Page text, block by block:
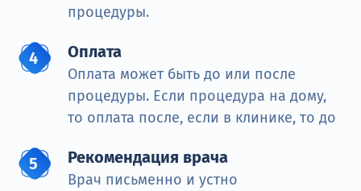
процедуры.
Оплата
Оплата может быть до или после
процедуры. Если процедура на дому,
то оплата после, если в клинике, то до
Рекомендация врача
Врач письменно и устно